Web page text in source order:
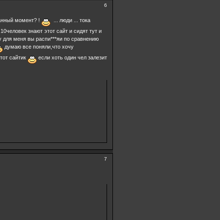
6
момент? !
... люди ... тока
знают этот сайт и сидят тут и
меня вы распи***яи по сравнению
думаю все поняли,что хочу
сайтик
если хоть один чел залезит
7